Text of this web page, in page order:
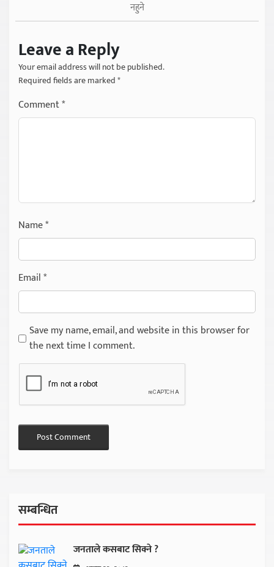
नहुने
Leave a Reply
Your email address will not be published.
Required fields are marked*
Comment*
Name*
Email*
Save my name, email, and website in this browser for
the next time I comment.
सम्बन्धित
जनताले कसबाट सिक्ने ?